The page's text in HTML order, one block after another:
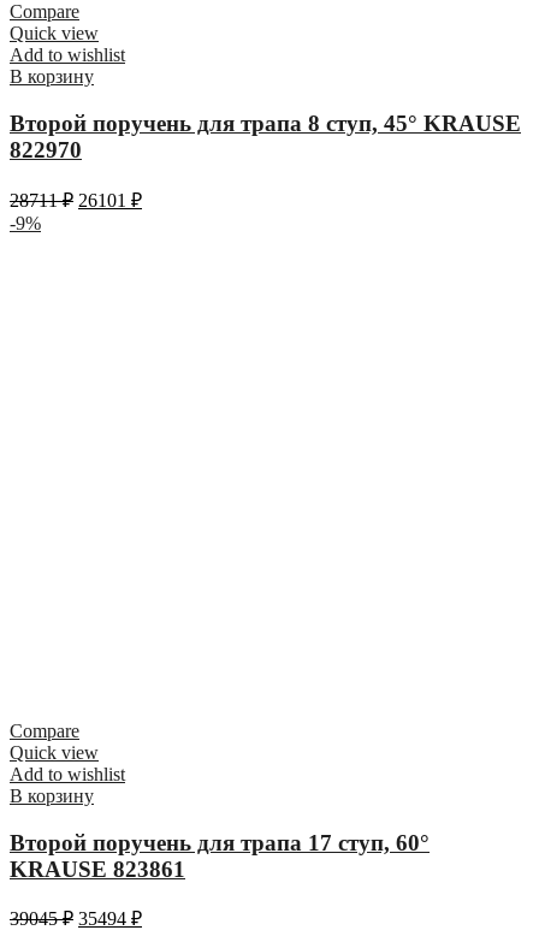
Compare
Quick view
Add to wishlist
В корзину
Второй поручень для трапа 8 ступ, 45° KRAUSE
822970
28711₽ 26101 ₽
-9%
Compare
Quick view
Add to wishlist
В корзину
Второй поручень для трапа 17 ступ, 60°
KRAUSE 823861
39045₽ 35494 ₽